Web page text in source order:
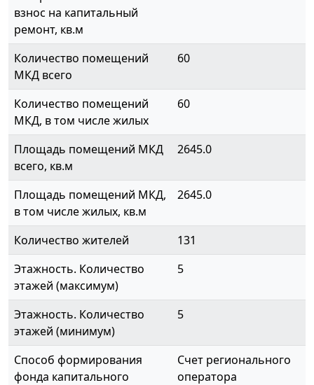
взнос на капитальный
ремонт, кв.м
Количество помещений
МКД всего
60
Количество помещений
МКД, в том числе жилых
60
Площадь помещений МКД
всего, кв.м
2645.0
Площадь помещений МКД,
в том числе жилых, кв.м
2645.0
Количество жителей
131
Этажность. Количество
этажей (максимум)
5
Этажность. Количество
этажей (минимум)
5
Способ формирования
фонда капитального
Счет регионального
оператора